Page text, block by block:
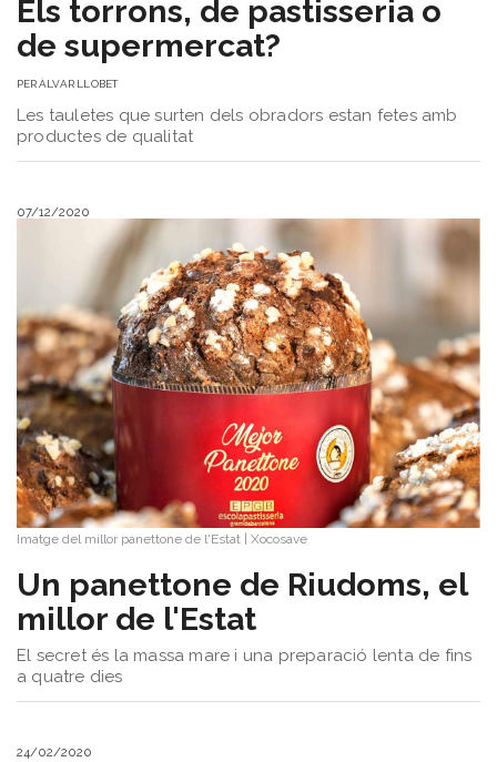
Els torrons, de pastisseria o
de supermercat?
PERÀLVAR LLOBET
Les tauletes que surten dels obradors estan fetes amb
productes de qualitat
07/12/2020
Imatge del millor panettone de l'Estat | Xocosave
Un panettone de Riudoms, el
millor de l'Estat
El secret és la massa mare i una preparació lenta de fins
a quatre dies
24/02/2020